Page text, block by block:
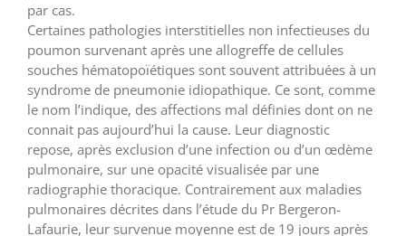
par cas.
Certaines pathologies interstitielles non infectieuses du
poumon survenant après une allogreffe de cellules
souches hématopoïétiques sont souvent attribuées à un
syndrome de pneumonie idiopathique. Ce sont, comme
le nom l’indique, des affections mal définies dont on ne
connait pas aujourd’hui la cause. Leur diagnostic
repose, après exclusion d’une infection ou d’un œdème
pulmonaire, sur une opacité visualisée par une
radiographie thoracique. Contrairement aux maladies
pulmonaires décrites dans l’étude du Pr Bergeron-
Lafaurie, leur survenue moyenne est de 19 jours après